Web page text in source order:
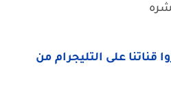
قناتنا على التليجرام من